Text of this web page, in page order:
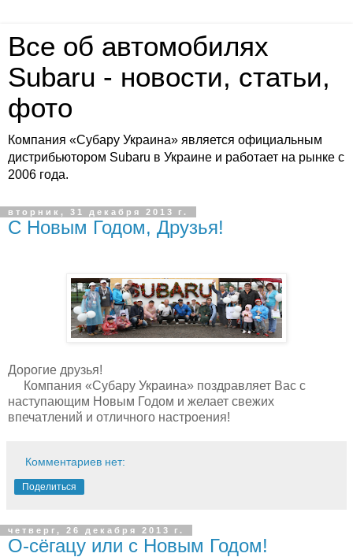
Все об автомобилях
Subaru - новости, статьи,
фото
Компания «Субару Украина» является официальным
дистрибьютором Subaru в Украине и работает на рынке с
2006 года.
вторник, 31 декабря 2013 г.
С Новым Годом, Друзья!
Дорогие друзья!
Компания «Субару Украина» поздравляет Вас с
наступающим Новым Годом и желает свежих
впечатлений и отличного настроения!
Комментариев нет:
Поделиться
четверг, 26 декабря 2013 г.
О-сёгацу или с Новым Годом!